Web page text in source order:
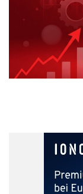
Die estnische
von der
an der
Gestaltung
Kochbüchern mit
weiteren
Kochbücher